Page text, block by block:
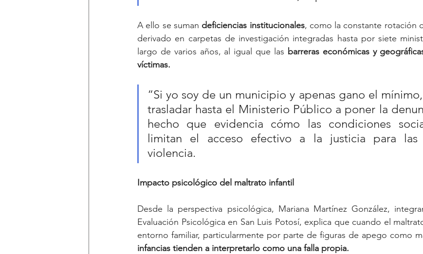
A ello se suman deficiencias institucionales, como la constante rotación
derivado en carpetas de investigación integradas hasta por siete
largo de varios años, al igual que las barreras económicas y
víctimas.
“Si yo soy de un municipio y apenas gano el
trasladar hasta el Ministerio Público a poner la
hecho que evidencia cómo las condiciones
limitan el acceso efectivo a la justicia para las
violencia.
Impacto psicológico del maltrato infantil
Desde la perspectiva psicológica, Mariana Martínez González,
Evaluación Psicológica en San Luis Potosí, explica que cuando el
entorno familiar, particularmente por parte de figuras de apego como
infancias tienden a interpretarlo como una falla propia.